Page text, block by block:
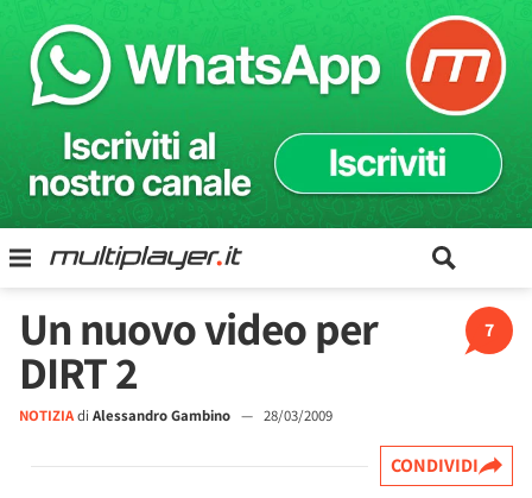
7
Un nuovo video per
DIRT 2
NOTIZIAdi Alessandro Gambino — 28/03/2009
CONDIVIDI